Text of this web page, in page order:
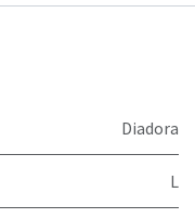
Diadora
L